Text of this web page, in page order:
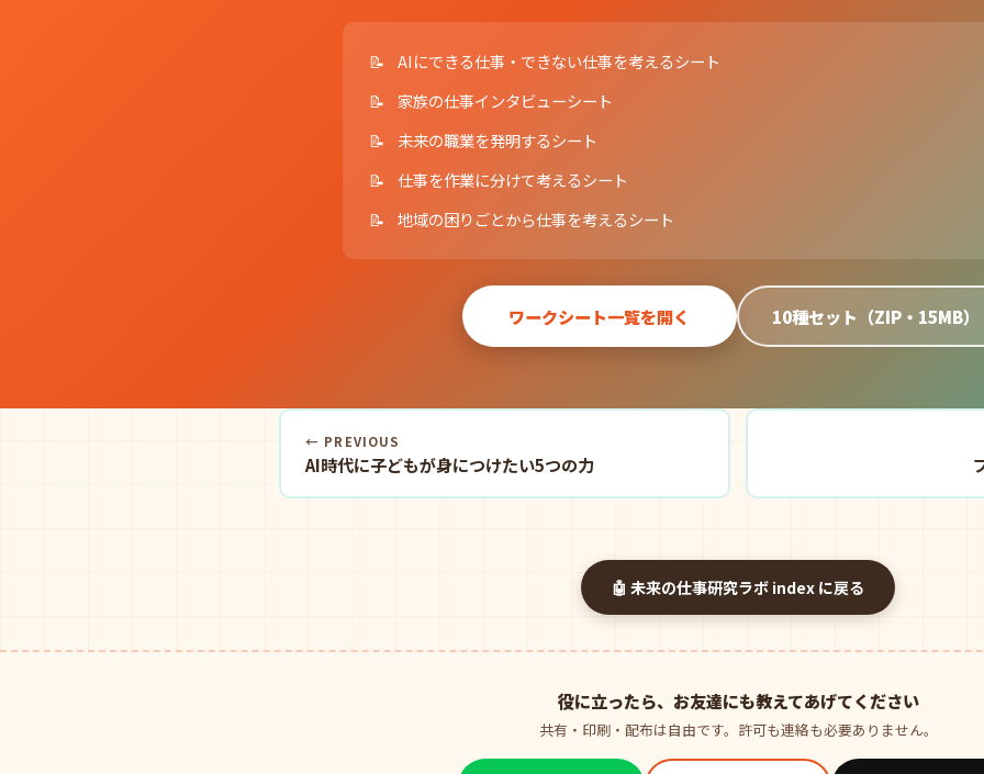
AIにできる仕事・できない仕事を考えるシート
家族の仕事インタビューシート
未来の職業を発明するシート
仕事を作業に分けて考えるシート
地域の困りごとから仕事を考えるシート
ワークシート一覧を開く 10種セット（ZIP・15MB）
← PREVIOUS
AI時代に子どもが身につけたい5つの力
🤖 未来の仕事研究ラボ index に戻る
役に立ったら、お友達にも教えてあげてください
共有・印刷・配布は自由です。許可も連絡も必要ありません。